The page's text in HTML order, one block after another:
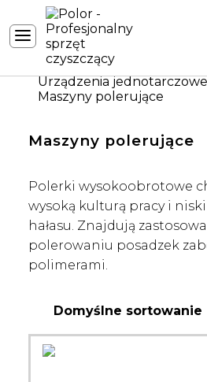
Strona główna
Urządzenia
Maszyny polerujące
Maszyny polerujące
Polerki wysokoobrotowe
wysoką kulturą pracy i
hałasu. Znajdują
polerowaniu posadzek
polimerami.